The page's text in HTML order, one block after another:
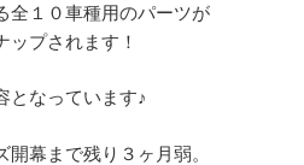
全１０車種用のパーツが
ップされます！
となっています♪
幕まで残り３ヶ月弱。